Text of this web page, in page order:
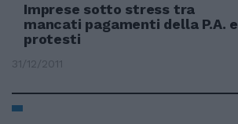
Imprese sotto stress tra
mancati pagamenti della P.A. e
protesti
31/12/2011